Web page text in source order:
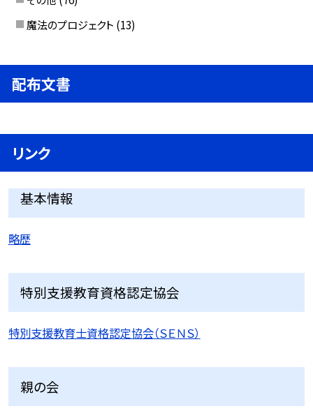
魔法のプロジェクト (13)
配布文書
リンク
基本情報
略歴
特別支援教育資格認定協会
特別支援教育士資格認定協会（ＳＥＮＳ）
親の会